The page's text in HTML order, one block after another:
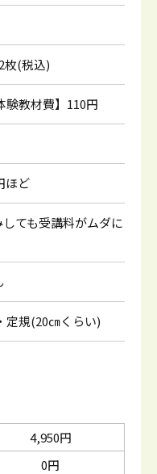
枚(税込)
験教材費】110円
ほど
ても受講料がムダに
定規(20㎝くらい)
4,950円
0円